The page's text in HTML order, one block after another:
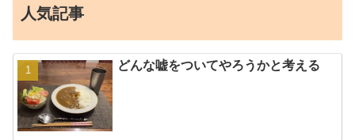
人気記事
どんな嘘をついてやろうかと考える